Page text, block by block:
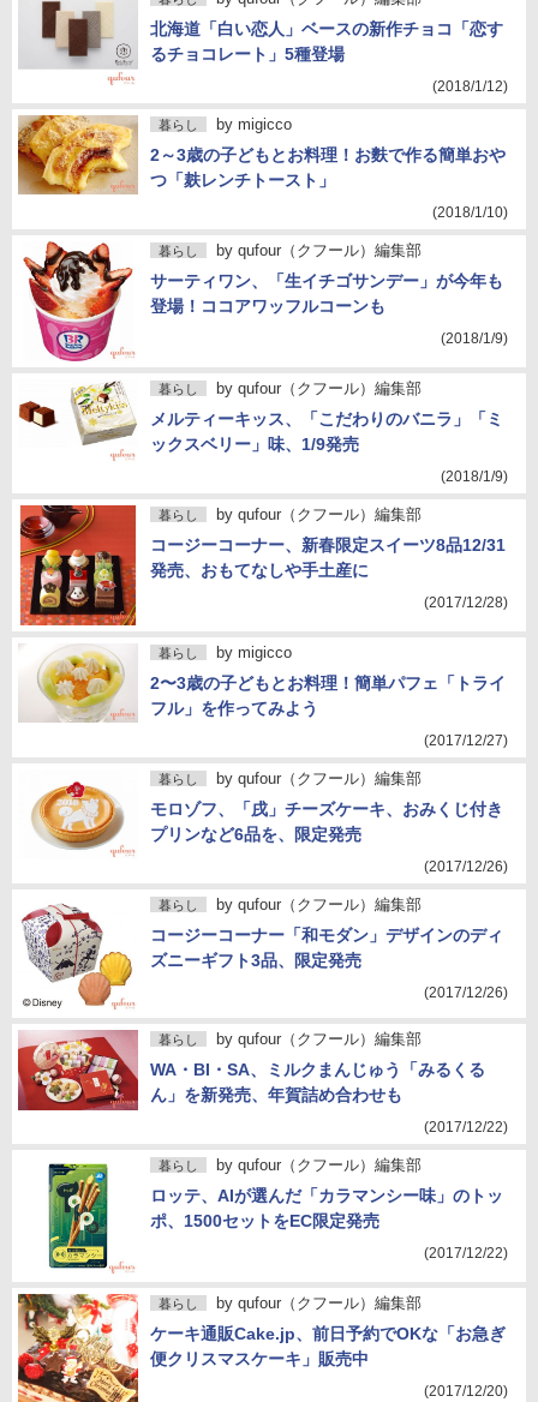
北海道「白い恋人」ベースの新作チョコ「恋す
るチョコレート」5種登場
(2018/1/12)
暮らし by migicco
2～3歳の子どもとお料理！お麩で作る簡単おや
つ「麸レンチトースト」
(2018/1/10)
暮らし by qufour（クフール）編集部
サーティワン、「生イチゴサンデー」が今年も
登場！ココアワッフルコーンも
(2018/1/9)
暮らし by qufour（クフール）編集部
メルティーキッス、「こだわりのバニラ」「ミ
ックスベリー」味、1/9発売
(2018/1/9)
暮らし by qufour（クフール）編集部
コージーコーナー、新春限定スイーツ8品12/31
発売、おもてなしや手土産に
(2017/12/28)
暮らし by migicco
2〜3歳の子どもとお料理！簡単パフェ「トライ
フル」を作ってみよう
(2017/12/27)
暮らし by qufour（クフール）編集部
モロゾフ、「戌」チーズケーキ、おみくじ付き
プリンなど6品を、限定発売
(2017/12/26)
暮らし by qufour（クフール）編集部
コージーコーナー「和モダン」デザインのディ
ズニーギフト3品、限定発売
(2017/12/26)
暮らし by qufour（クフール）編集部
WA・BI・SA、ミルクまんじゅう「みるくる
ん」を新発売、年賀詰め合わせも
(2017/12/22)
暮らし by qufour（クフール）編集部
ロッテ、AIが選んだ「カラマンシー味」のトッ
ポ、1500セットをEC限定発売
(2017/12/22)
暮らし by qufour（クフール）編集部
ケーキ通販Cake.jp、前日予約でOKな「お急ぎ
便クリスマスケーキ」販売中
(2017/12/20)